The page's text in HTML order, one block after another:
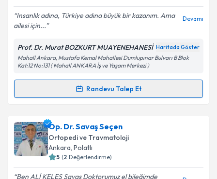
Kişisel verilerimin işlenmesine ilişkin Aydınlatma
Metni'ni okudum ve kişisel verilerimin belirtilen
kapsamda işlenmesini kabul ediyorum.
Takvim Talebini Gönder
Insanlık adına, Türkiye adına büyük bir kazanım. Ama
ailesi için...
Devamı
Prof. Dr. Murat BOZKURT MUAYENEHANESİ Haritada Göster
Mahall Ankara, Mustafa Kemal Mahallesi Dumlupınar Bulvarı B Blok
Kat:12 No:131 ( Mahall ANKARA İş ve Yaşam Merkezi )
Randevu Talep Et
Randevu Takvimi Talebi
Prof. Dr. Murat Bozkurtiçin randevu takvimi talebi
oluşturun. Size bu uzmandan randevu almanız için bir
takvim hazırlandığında e-posta ile bilgilendireceğiz.
Op. Dr. Savaş Seçen
Ortopedi ve Travmatoloji
Ankara, Polatlı
5 (2 Değerlendirme)
Ben ALİ KELEŞ Savaş Doktorumuz el bileğimde